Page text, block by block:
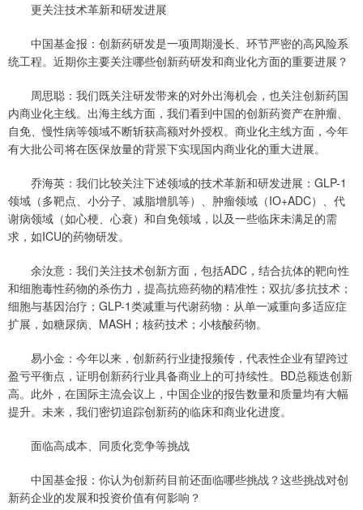
更关注技术革新和研发进展
中国基金报：创新药研发是一项周期漫长、环节严密的高风险系
统工程。近期你主要关注哪些创新药研发和商业化方面的重要进展？
周思聪：我们既关注研发带来的对外出海机会，也关注创新药国
内商业化主线。出海主线方面，我们看到中国的创新药资产在肿瘤、
自免、慢性病等领域不断斩获高额对外授权。商业化主线方面，今年
有大批公司将在医保放量的背景下实现国内商业化的重大进展。
乔海英：我们比较关注下述领域的技术革新和研发进展：GLP-1
领域（多靶点、小分子、减脂增肌等）、肿瘤领域（IO+ADC）、代
谢病领域（如心梗、心衰）和自免领域，以及一些临床未满足的需
求，如ICU的药物研发。
余汝意：我们关注技术创新方面，包括ADC，结合抗体的靶向性
和细胞毒性药物的杀伤力，提高抗癌药物的精准性；双抗/多抗技术；
细胞与基因治疗；GLP-1类减重与代谢药物：从单一减重向多适应症
扩展，如糖尿病、MASH；核药技术；小核酸药物。
易小金：今年以来，创新药行业捷报频传，代表性企业有望跨过
盈亏平衡点，证明创新药行业具备商业上的可持续性。BD总额迭创新
高。此外，在国际主流会议上，中国企业的报告数量和质量均有大幅
提升。未来，我们密切追踪创新药的临床和商业化进度。
面临高成本、同质化竞争等挑战
中国基金报：你认为创新药目前还面临哪些挑战？这些挑战对创
新药企业的发展和投资价值有何影响？